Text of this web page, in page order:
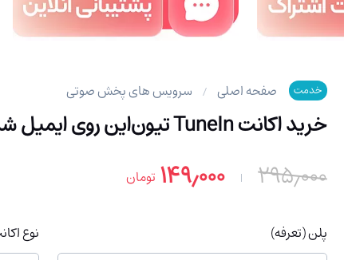
خدمت صفحه اصلی سرویس های پخش صوتی
خرید اکانت TuneIn تیون‌این روی ایمیل شما (91% تخفیف)
۲۹۵٫۰۰۰ ۱۴۹٫۰۰۰ تومان
پلن (تعرفه)
نوع